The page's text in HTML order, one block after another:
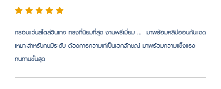
กรอบแว่นสไตล์วินเทจ ทรงที่นิยมที่สุด งานพรีเมี่ยม ... มาพร้อมคลิปออนกันแดด
เหมาะสำหรับคนมีระดับ ต้องการความเท่เป็นเอกลักษณ์ มาพร้อมความแข็งแรง
ทนทานขั้นสุด